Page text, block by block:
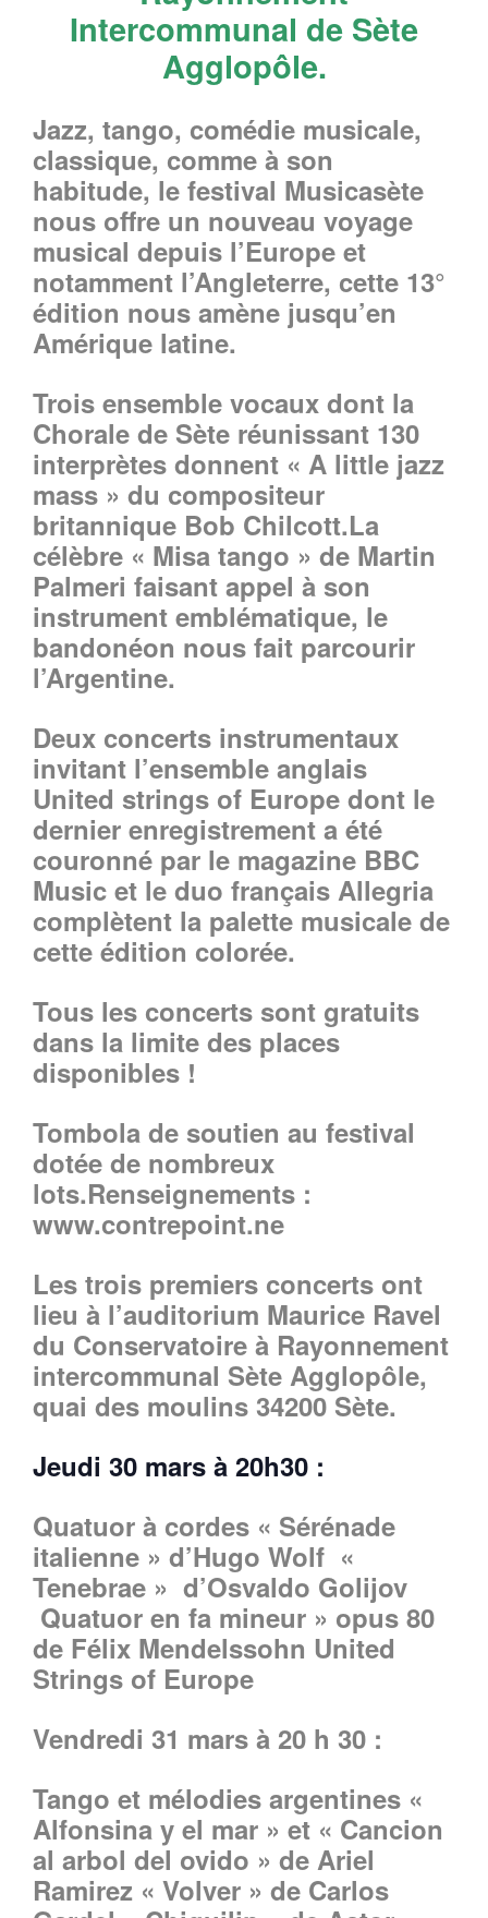
Intercommunal de Sète
Agglopôle.
Jazz, tango, comédie musicale,
classique, comme à son
habitude, le festival Musicasète
nous offre un nouveau voyage
musical depuis l’Europe et
notamment l’Angleterre, cette 13°
édition nous amène jusqu’en
Amérique latine.
Trois ensemble vocaux dont la
Chorale de Sète réunissant 130
interprètes donnent « A little jazz
mass » du compositeur
britannique Bob Chilcott.La
célèbre « Misa tango » de Martin
Palmeri faisant appel à son
instrument emblématique, le
bandonéon nous fait parcourir
l’Argentine.
Deux concerts instrumentaux
invitant l’ensemble anglais
United strings of Europe dont le
dernier enregistrement a été
couronné par le magazine BBC
Music et le duo français Allegria
complètent la palette musicale de
cette édition colorée.
Tous les concerts sont gratuits
dans la limite des places
disponibles !
Tombola de soutien au festival
dotée de nombreux
lots.Renseignements :
www.contrepoint.ne
Les trois premiers concerts ont
lieu à l’auditorium Maurice Ravel
du Conservatoire à Rayonnement
intercommunal Sète Agglopôle,
quai des moulins 34200 Sète.
Jeudi 30 mars à 20h30 :
Quatuor à cordes « Sérénade
italienne » d’Hugo Wolf «
Tenebrae » d’Osvaldo Golijov
Quatuor en fa mineur » opus 80
de Félix Mendelssohn United
Strings of Europe
Vendredi 31 mars à 20 h 30 :
Tango et mélodies argentines «
Alfonsina y el mar » et « Cancion
al arbol del ovido » de Ariel
Ramirez « Volver » de Carlos